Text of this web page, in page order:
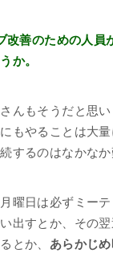
善のための人員
か。
んもそうだと思
もやることは大
するのはなかな
曜日は必ずミー
出すとか、その
とか、 あらかじ